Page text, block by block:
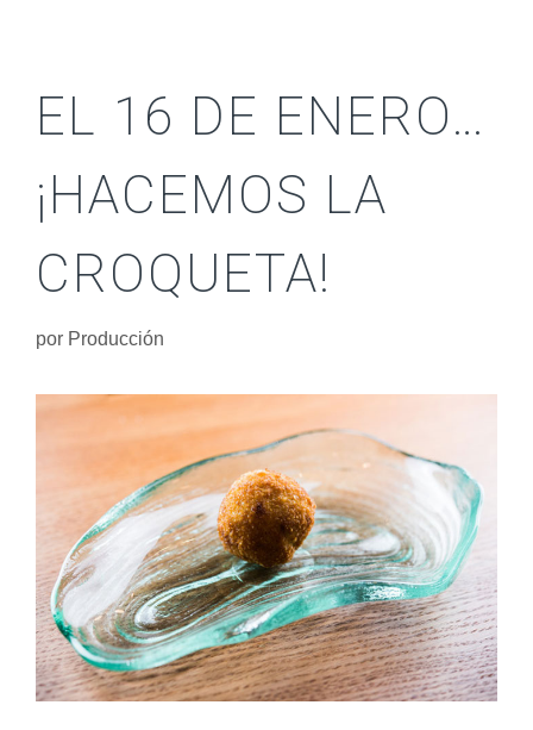
EL 16 DE ENERO…
¡HACEMOS LA
CROQUETA!
por Producción